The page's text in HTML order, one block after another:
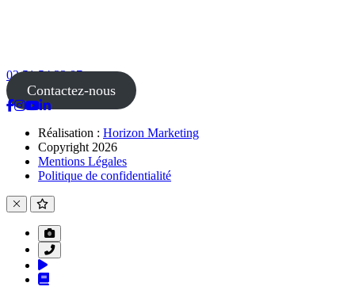
02 51 54 33 87
Contactez-nous
Réalisation : Horizon Marketing
Copyright 2026
Mentions Légales
Politique de confidentialité